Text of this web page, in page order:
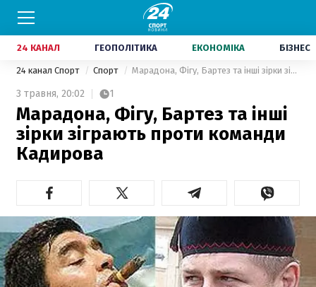
24 КАНАЛ ГЕОПОЛІТИКА ЕКОНОМІКА БІЗНЕС
24 канал Спорт Спорт Марадона, Фігу, Бартез та інші зірки зіграють проти команди Кадирова
3 травня, 20:02 1
Марадона, Фігу, Бартез та інші
зірки зіграють проти команди
Кадирова